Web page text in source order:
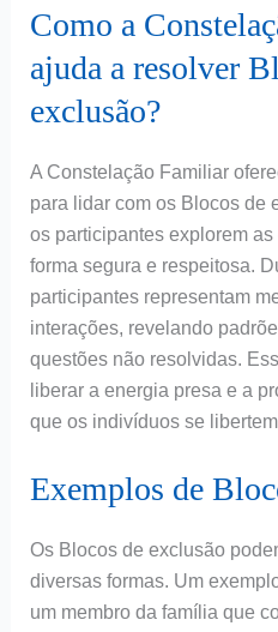
Como a
ajuda a resolver
exclusão?
A Constelação Familiar
para lidar com os Blocos de
os participantes explorem
forma segura e respeitosa.
participantes representam
interações, revelando
questões não resolvidas.
liberar a energia presa e a
que os indivíduos se
Exemplos de
Os Blocos de exclusão
diversas formas. Um
um membro da família que